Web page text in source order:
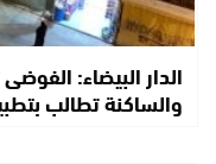
الدار البيضاء:
والساكنة تطالب